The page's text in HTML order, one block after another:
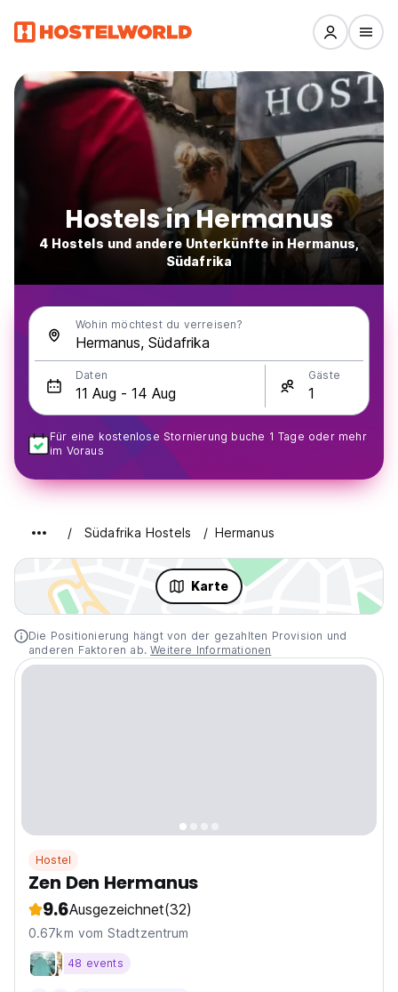
Hostels in Hermanus
4 Hostels und andere Unterkünfte in Hermanus,
Südafrika
Wohin möchtest du verreisen?
Daten Gäste
Für eine kostenlose Stornierung buche 1 Tage oder mehr
im Voraus
Südafrika Hostels Hermanus
Karte
Die Positionierung hängt von der gezahlten Provision und
anderen Faktoren ab.Weitere Informationen
Hostel
Zen Den Hermanus
9.6Ausgezeichnet(32)
0.67km vom Stadtzentrum
48 events